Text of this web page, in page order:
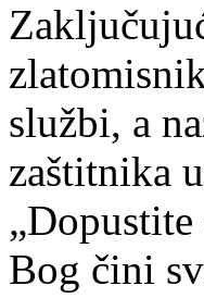
službi, a
zaštitnika
Bog čini